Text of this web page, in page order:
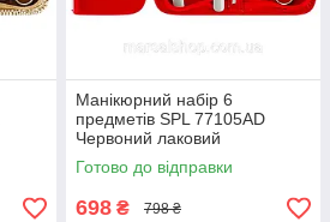
Манікюрний набір 6
предметів SPL 77105AD
Червоний лаковий
Готово до відправки
698 ₴ 798 ₴